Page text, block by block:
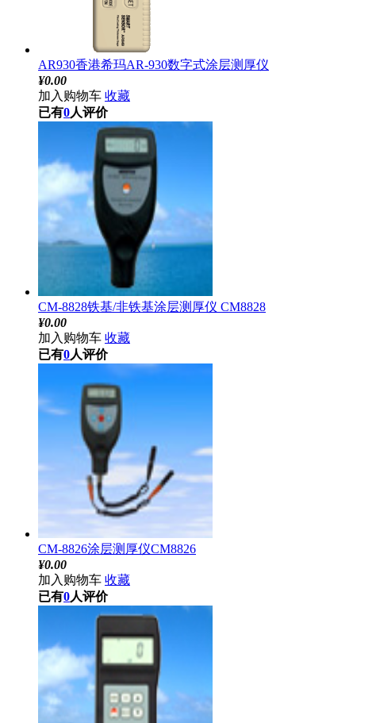
AR930香港希玛AR-930数字式涂层测厚仪
¥0.00
加入购物车 收藏
已有0人评价
CM-8828铁基/非铁基涂层测厚仪 CM8828
¥0.00
加入购物车 收藏
已有0人评价
CM-8826涂层测厚仪CM8826
¥0.00
加入购物车 收藏
已有0人评价